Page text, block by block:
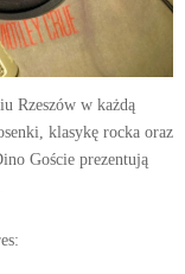
Rzeszów w każdą
klasykę rocka oraz
Goście prezentują